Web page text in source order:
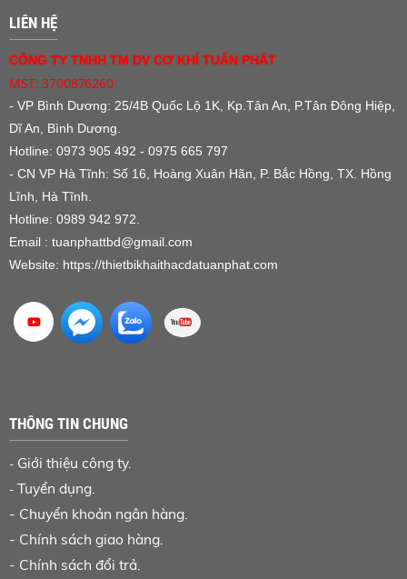
LIÊN HỆ
CÔNG TY TNHH TM DV CƠ KHÍ TUẤN PHÁT
MST: 3700876260
- VP Bình Dương: 25/4B Quốc Lộ 1K, Kp.Tân An, P.Tân Đông Hiệp,
Dĩ An, Bình Dương.
Hotline: 0973 905 492 - 0975 665 797
- CN VP Hà Tĩnh: Số 16, Hoàng Xuân Hãn, P. Bắc Hồng, TX. Hồng
Lĩnh, Hà Tĩnh.
Hotline: 0989 942 972.
Email : tuanphattbd@gmail.com
Website: https://thietbikhaithacdatuanphat.com
THÔNG TIN CHUNG
- Giới thiệu công ty.
- Tuyển dụng.
- Chuyển khoản ngân hàng
- Chính sách giao hàng.
- Chính sách đổi trả.